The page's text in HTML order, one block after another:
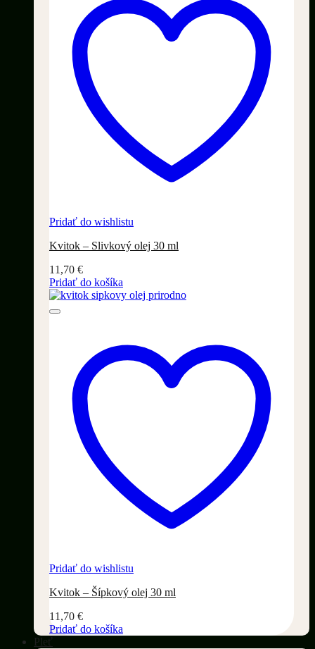
Pridať do wishlistu
Kvitok – Slivkový olej 30 ml
11,70 €
Pridať do košíka
Pridať do wishlistu
Kvitok – Šípkový olej 30 ml
11,70 €
Pridať do košíka
Pleť